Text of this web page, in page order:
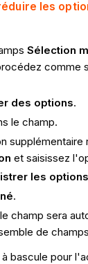
les
Sélection
comme
des options.
le champ.
supplémentaire
et saisissez
les options
.
champ sera
de
bascule pour